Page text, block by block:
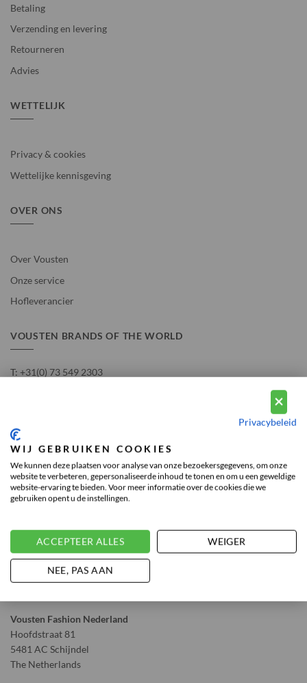
Betaling
Verzending en levering
Retourneren
Advies
WETTELIJK
Privacy & cookies
Wettelijke kennisgeving
OVER ONS
Over Vousten
Onze service
Hofleverancier
VOUSTEN BRANDS OF THE WORLD
T: +31(0) 73 549 2303
KvK-nummer 17188996
BTW-nummer: NL815992890B01
Vousten Fashion Nederland
Hoofdstraat 81
5481 AC Schijndel
The Netherlands
Privacybeleid
WIJ GEBRUIKEN COOKIES
We kunnen deze plaatsen voor analyse van onze bezoekersgegevens, om onze
website te verbeteren, gepersonaliseerde inhoud te tonen en om u een geweldige
website-ervaring te bieden. Voor meer informatie over de cookies die we
gebruiken opent u de instellingen.
ACCEPTEER ALLES WEIGER
NEE, PAS AAN